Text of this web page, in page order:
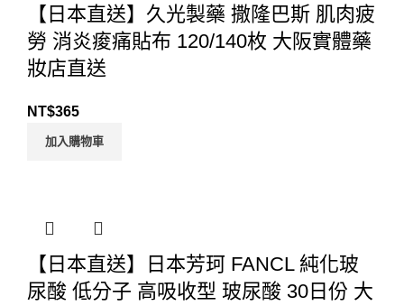
【日本直送】久光製藥 撒隆巴斯 肌肉疲
勞 消炎痠痛貼布 120/140枚 大阪實體藥
妝店直送
NT$365
加入購物車
【日本直送】日本芳珂 FANCL 純化玻
尿酸 低分子 高吸收型 玻尿酸 30日份 大